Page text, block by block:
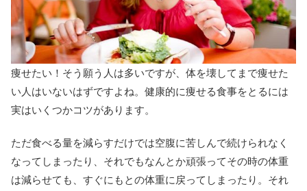
痩せたい！そう願う人は多いですが、体を壊してまで痩せた
い人はいないはずですよね。健康的に痩せる食事をとるには
実はいくつかコツがあります。
ただ食べる量を減らすだけでは空腹に苦しんで続けられなく
なってしまったり、それでもなんとか頑張ってその時の体重
は減らせても、すぐにもとの体重に戻ってしまったり。それ